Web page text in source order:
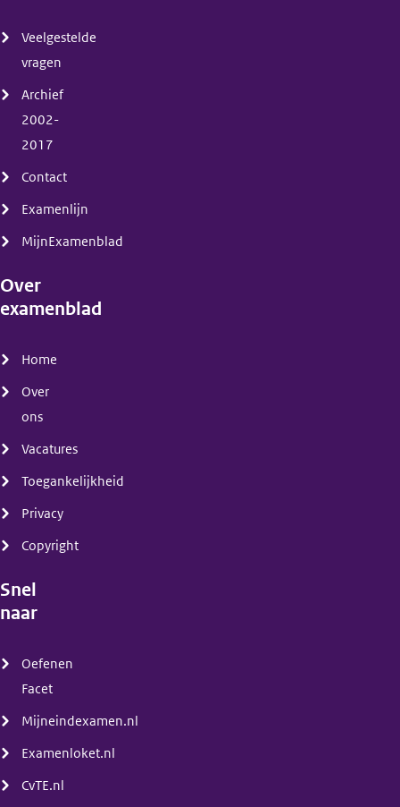
Veelgestelde
vragen
Archief
2002-
2017
Contact
Examenlijn
MijnExamenblad
Over
examenblad
Home
Over
ons
Vacatures
Toegankelijkheid
Privacy
Copyright
Snel
naar
Oefenen
Facet
Mijneindexamen.nl
Examenloket.nl
CvTE.nl